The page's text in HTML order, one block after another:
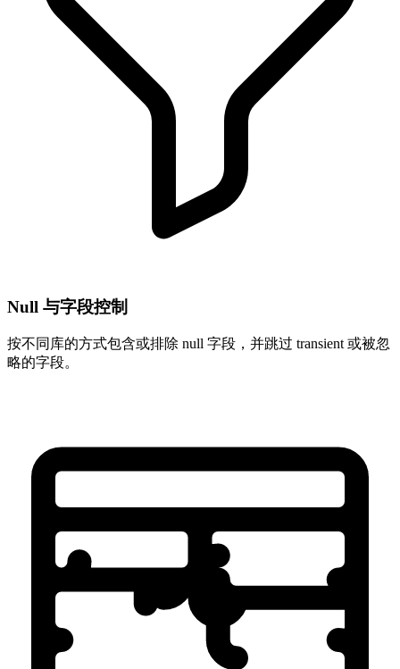
Null 与字段控制
按不同库的方式包含或排除 null 字段，并跳过 transient 或被忽
略的字段。